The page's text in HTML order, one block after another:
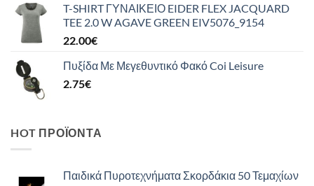
T-SHIRT ΓΥΝΑΙΚΕΙΟ EIDER FLEX JACQUARD
TEE 2.0 W AGAVE GREEN EIV5076_9154
22.00€
Πυξίδα Με Μεγεθυντικό Φακό Coi Leisure
2.75€
HOT ΠΡΟΪΌΝΤΑ
Παιδικά Πυροτεχνήματα Σκορδάκια 50 Τεμαχίων